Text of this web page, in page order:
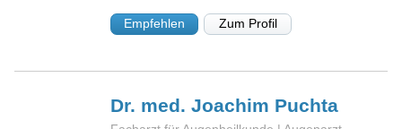
Empfehlen Zum Profil
Dr. med. Joachim Puchta